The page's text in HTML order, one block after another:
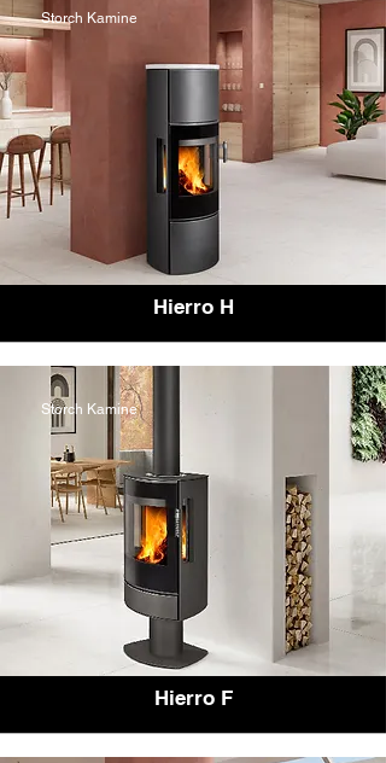
Storch Kamine
Hierro H
Storch Kamine
Hierro F